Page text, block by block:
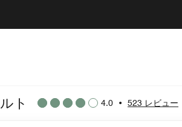
ト 4.0 • 523 レビュー